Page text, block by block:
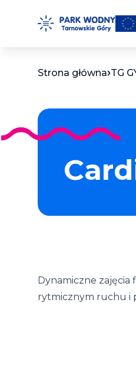
Strona główna TG
Dynamiczne zajęcia
rytmicznym ruchu i